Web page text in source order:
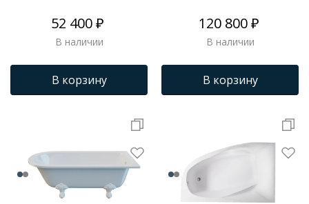
52 400 ₽
В наличии
В корзину
120 800 ₽
В наличии
В корзину